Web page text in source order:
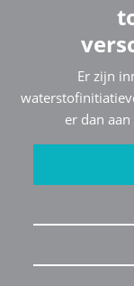
Er zijn
er dan aan